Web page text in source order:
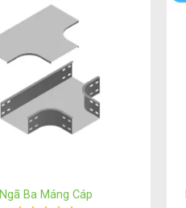
Ngã Ba Máng Cáp